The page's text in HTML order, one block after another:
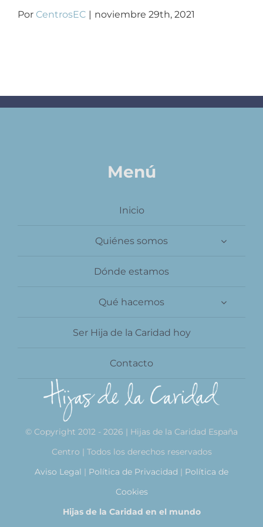
Contacto
Por CentrosEC | noviembre 29th, 2021
Menú
Inicio
Quiénes somos
Dónde estamos
Qué hacemos
Ser Hija de la Caridad hoy
Contacto
© Copyright 2012 - 2026 | Hijas de la Caridad España
Centro | Todos los derechos reservados
Aviso Legal | Política de Privacidad | Política de
Cookies
Hijas de la Caridad en el mundo